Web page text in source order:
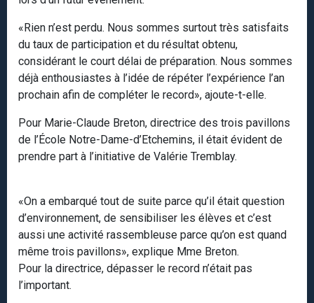
«Rien n’est perdu. Nous sommes surtout très satisfaits
du taux de participation et du résultat obtenu,
considérant le court délai de préparation. Nous sommes
déjà enthousiastes à l’idée de répéter l’expérience l’an
prochain afin de compléter le record», ajoute-t-elle.
Pour Marie-Claude Breton, directrice des trois pavillons
de l’École Notre-Dame-d’Etchemins, il était évident de
prendre part à l’initiative de Valérie Tremblay.
«On a embarqué tout de suite parce qu’il était question
d’environnement, de sensibiliser les élèves et c’est
aussi une activité rassembleuse parce qu’on est quand
même trois pavillons», explique Mme Breton.
Pour la directrice, dépasser le record n’était pas
l’important.